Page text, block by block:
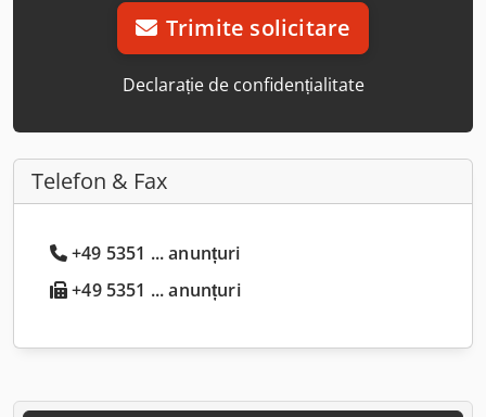
Trimite solicitare
Declarație de confidențialitate
Telefon & Fax
+49 5351 ... anunțuri
+49 5351 ... anunțuri